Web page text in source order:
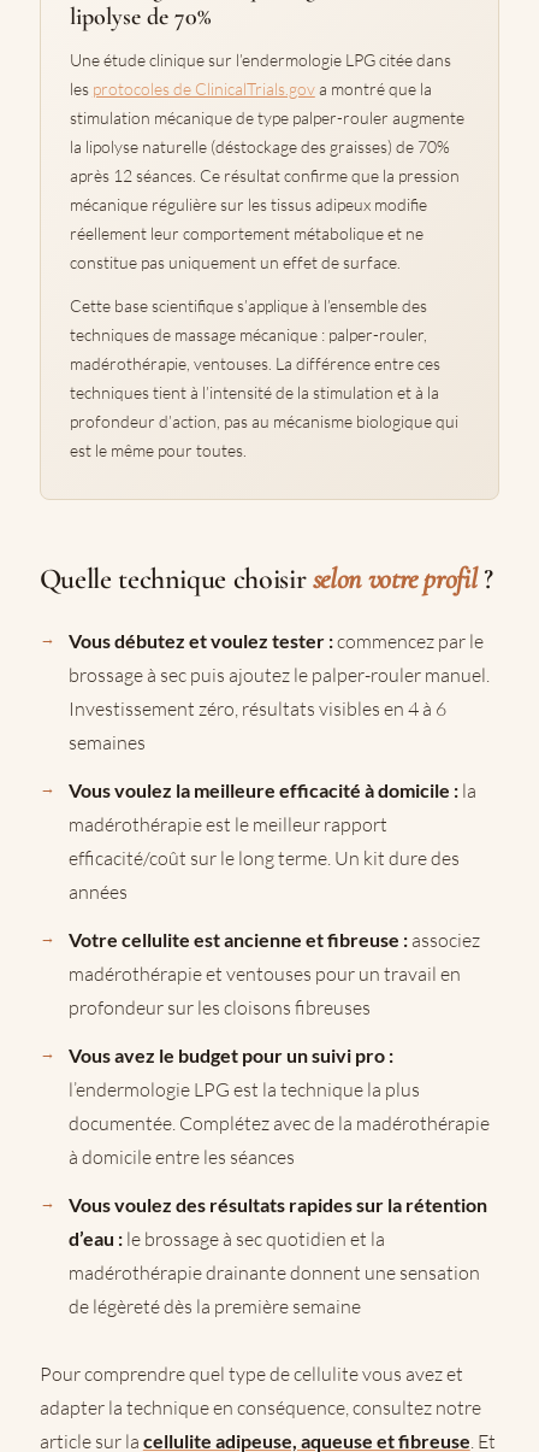
lipolyse de 70%
Une étude clinique sur l’endermologie LPG citée dans
les protocoles de ClinicalTrials.gova montré que la
stimulation mécanique de type palper-rouler augmente
la lipolyse naturelle (déstockage des graisses) de 70%
après 12 séances. Ce résultat confirme que la pression
mécanique régulière sur les tissus adipeux modifie
réellement leur comportement métabolique et ne
constitue pas uniquement un effet de surface.
Cette base scientifique s’applique à l’ensemble des
techniques de massage mécanique : palper-rouler,
madérothérapie, ventouses. La différence entre ces
techniques tient à l’intensité de la stimulation et à la
profondeur d’action, pas au mécanisme biologique qui
est le même pour toutes.
Quelle technique choisirselon votre profil?
Vous débutez et voulez tester :commencez par le
brossage à sec puis ajoutez le palper-rouler manuel.
Investissement zéro, résultats visibles en 4 à 6
semaines
Vous voulez la meilleure efficacité à domicile :la
madérothérapie est le meilleur rapport
efficacité/coût sur le long terme. Un kit dure des
années
Votre cellulite est ancienne et fibreuse :associez
madérothérapie et ventouses pour un travail en
profondeur sur les cloisons fibreuses
Vous avez le budget pour un suivi pro :
l’endermologie LPG est la technique la plus
documentée. Complétez avec de la madérothérapie
à domicile entre les séances
Vous voulez des résultats rapides sur la rétention
d’eau :le brossage à sec quotidien et la
madérothérapie drainante donnent une sensation
de légèreté dès la première semaine
Pour comprendre quel type de cellulite vous avez et
adapter la technique en conséquence, consultez notre
article sur la cellulite adipeuse, aqueuse et fibreuse. Et